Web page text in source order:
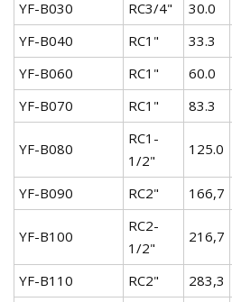
YF-B030 RC3/4" 30.0
YF-B040
RC1" 33.3
YF-B060
RC1" 60.0
YF-B070
RC1" 83.3
YF-B080
RC1-
1/2"
125.0
YF-B090 RC2" 166,7
YF-B100
RC2-
1/2"
216,7
YF-B110 RC2" 283,3